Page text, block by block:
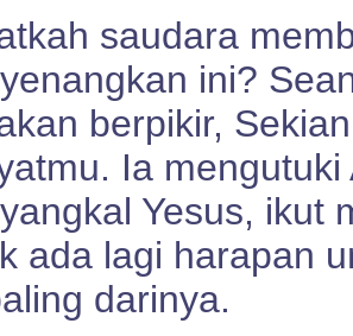
saudara
ini?
berpikir,
Ia
Yesus, ikut
ada lagi harapan
darinya.